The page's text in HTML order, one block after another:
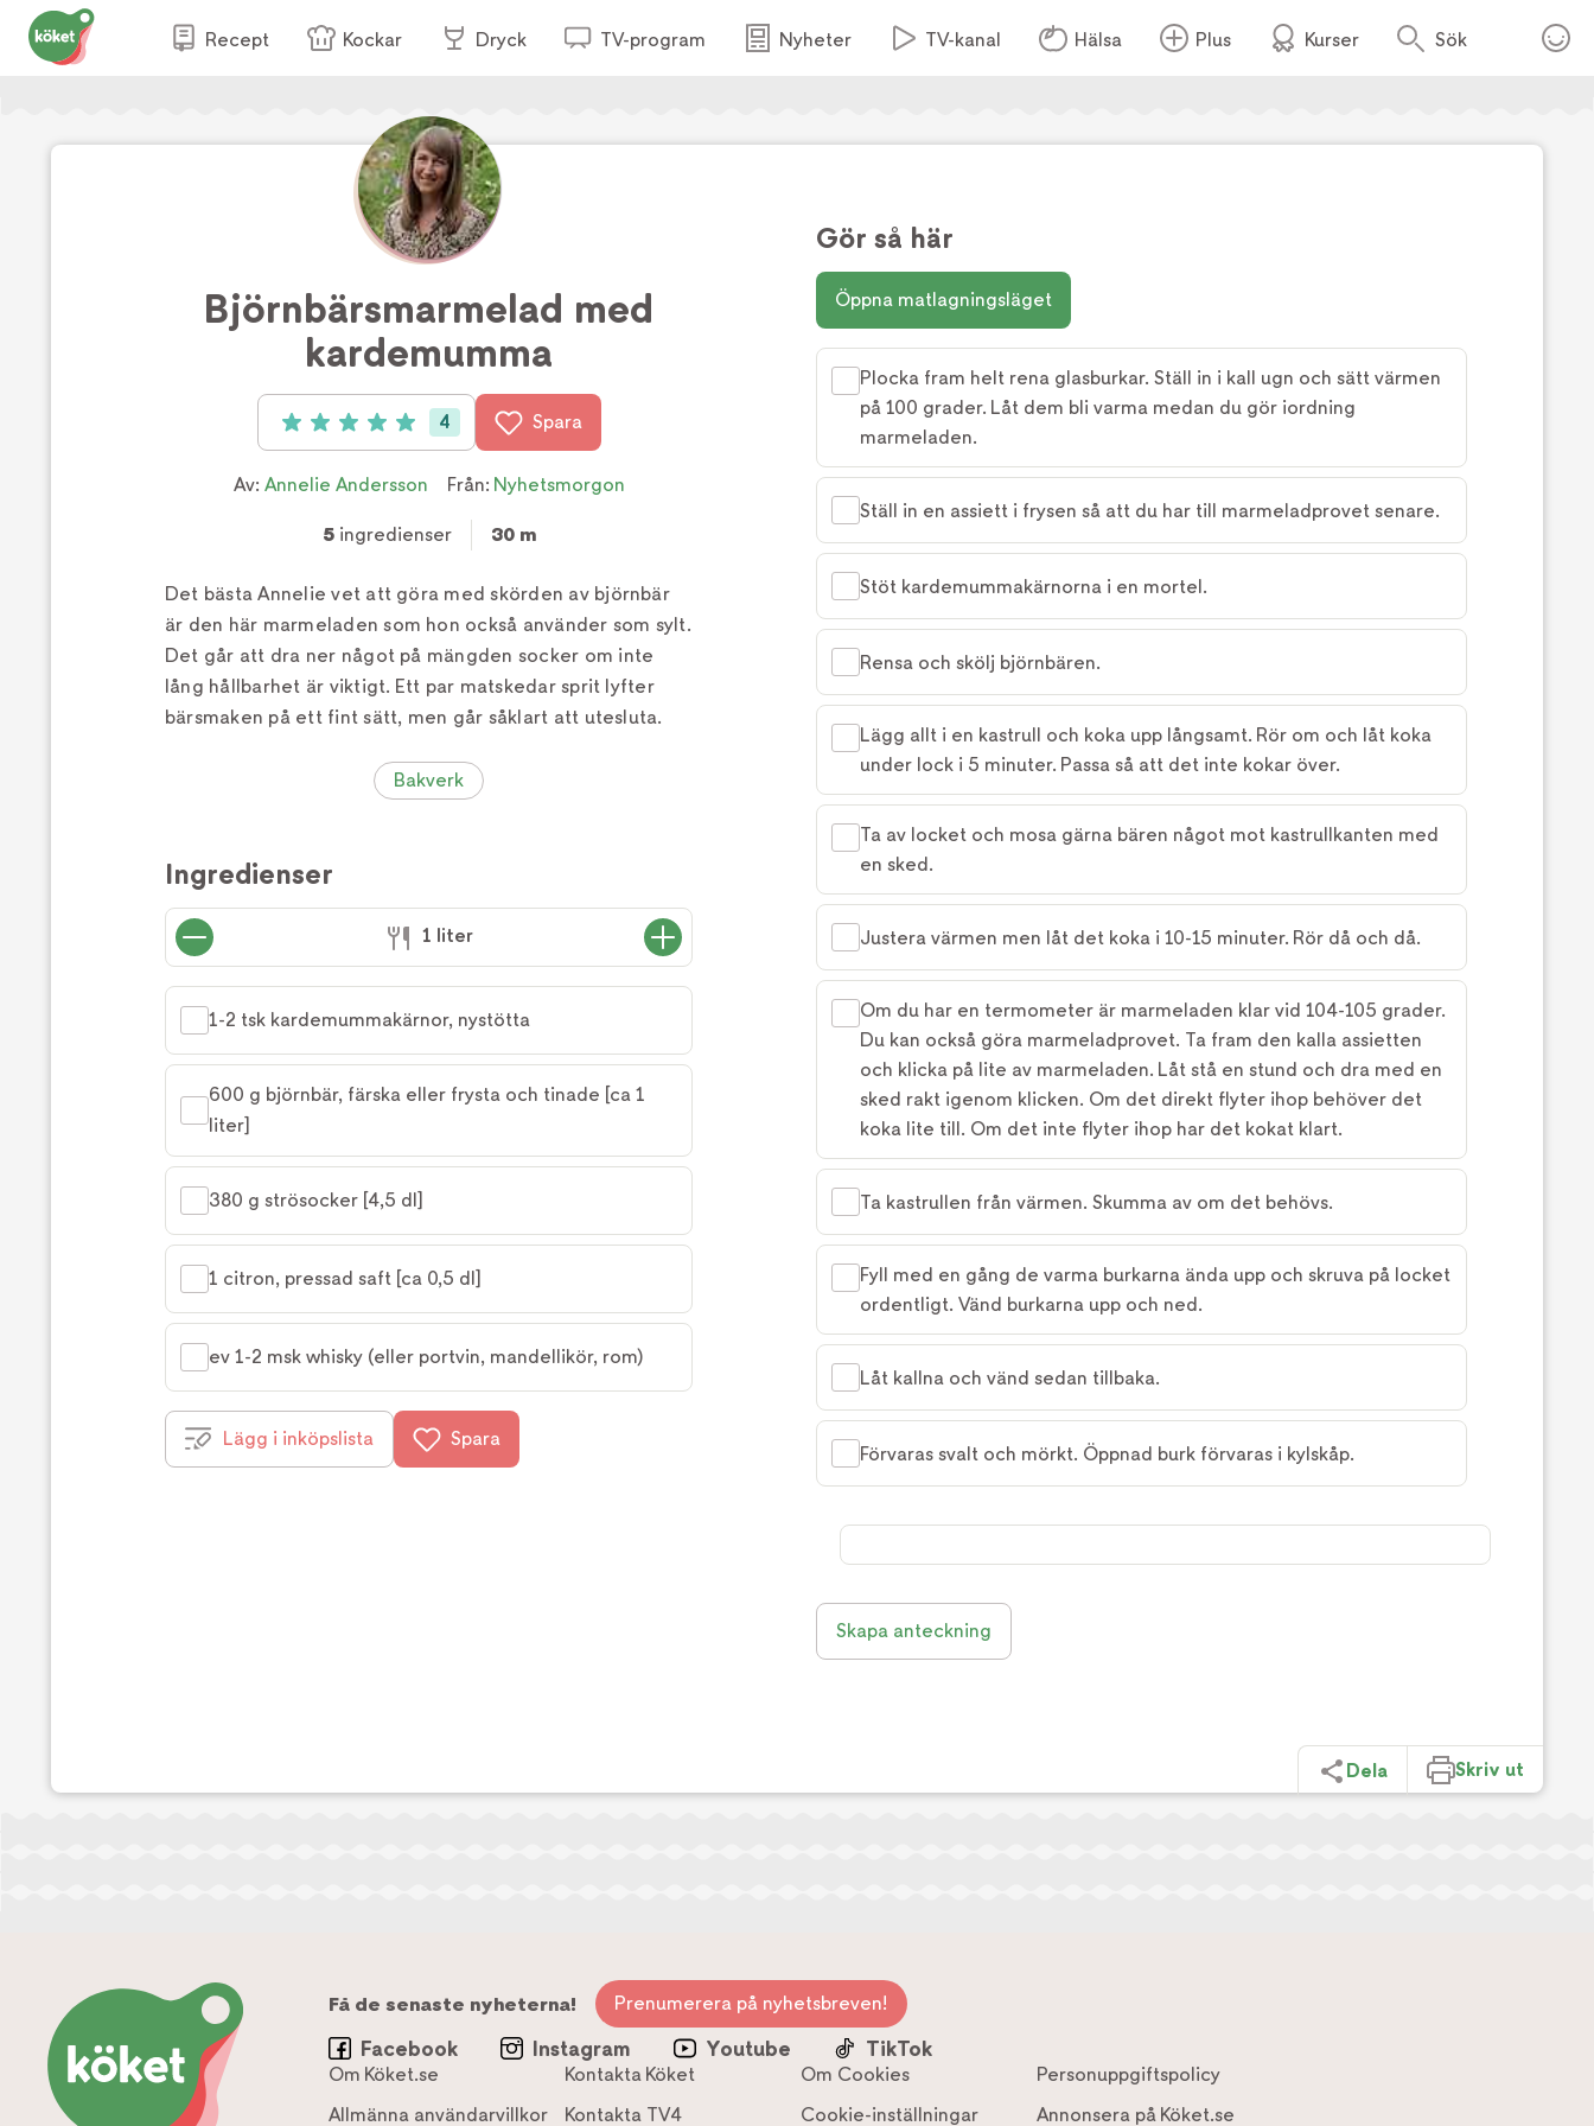
Recept Kockar Dryck TV-program Nyheter TV-kanal Hälsa Plus Kurser Sök
Björnbärsmarmelad med
kardemumma
Betyg: 5 av 5 (4 röster)
4 Spara
Av: Annelie Andersson Från: Nyhetsmorgon
5ingredienser 30 m
Det bästa Annelie vet att göra med skörden av björnbär
är den här marmeladen som hon också använder som sylt.
Det går att dra ner något på mängden socker om inte
lång hållbarhet är viktigt. Ett par matskedar sprit lyfter
bärsmaken på ett fint sätt, men går såklart att utesluta.
Bakverk
Ingredienser
1 liter
1-2 tsk kardemummakärnor, nystötta
600 g björnbär, färska eller frysta och tinade [ca 1
liter]
380 g strösocker [4,5 dl]
1 citron, pressad saft [ca 0,5 dl]
ev 1-2 msk whisky (eller portvin, mandellikör, rom)
Lägg i inköpslista Spara
Gör så här
Öppna matlagningsläget
Plocka fram helt rena glasburkar. Ställ in i kall ugn och sätt värmen
på 100 grader. Låt dem bli varma medan du gör iordning
marmeladen.
Ställ in en assiett i frysen så att du har till marmeladprovet senare.
Stöt kardemummakärnorna i en mortel.
Rensa och skölj björnbären.
Lägg allt i en kastrull och koka upp långsamt. Rör om och låt koka
under lock i 5 minuter. Passa så att det inte kokar över.
Ta av locket och mosa gärna bären något mot kastrullkanten med
en sked.
Justera värmen men låt det koka i 10-15 minuter. Rör då och då.
Om du har en termometer är marmeladen klar vid 104-105 grader.
Du kan också göra marmeladprovet. Ta fram den kalla assietten
och klicka på lite av marmeladen. Låt stå en stund och dra med en
sked rakt igenom klicken. Om det direkt flyter ihop behöver det
koka lite till. Om det inte flyter ihop har det kokat klart.
Ta kastrullen från värmen. Skumma av om det behövs.
Fyll med en gång de varma burkarna ända upp och skruva på locket
ordentligt. Vänd burkarna upp och ned.
Låt kallna och vänd sedan tillbaka.
Förvaras svalt och mörkt. Öppnad burk förvaras i kylskåp.
Skapa anteckning
Dela Skriv ut
Få de senaste nyheterna! Prenumerera på nyhetsbreven!
Facebook Instagram Youtube TikTok
Om Köket.se Kontakta Köket Om Cookies
Personuppgiftspolicy
Allmänna användarvillkor
Kontakta TV4 Cookie-inställningar Annonsera på Köket.se